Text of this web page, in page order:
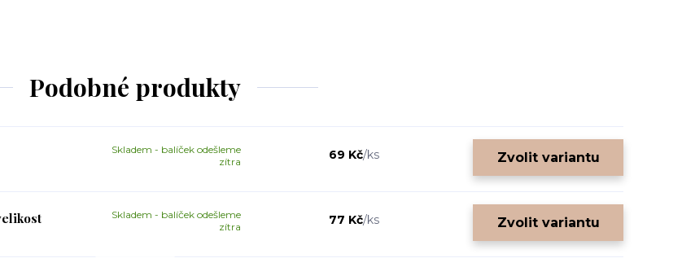
Podobné produkty
69 Kč/ks
Skladem - balíček odešleme
zítra
Zvolit variantu
77 Kč/ks
Skladem - balíček odešleme
zítra
Zvolit variantu